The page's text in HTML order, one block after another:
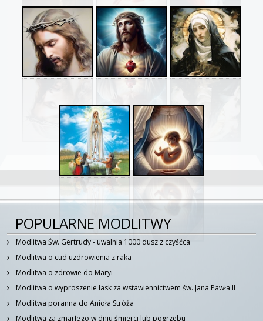
POPULARNE MODLITWY
Modlitwa Św. Gertrudy - uwalnia 1000 dusz z czyśćca
Modlitwa o cud uzdrowienia z raka
Modlitwa o zdrowie do Maryi
Modlitwa o wyproszenie łask za wstawiennictwem św. Jana Pawła II
Modlitwa poranna do Anioła Stróża
Modlitwa za zmarłego w dniu śmierci lub pogrzebu